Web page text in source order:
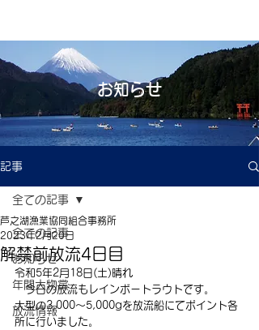
お知らせ
記事
全ての記事
お知らせ
年間大物賞
放流情報
全ての記事
解禁前放流4日目
芦之湖漁業協同組合事務所
2023年2月20日
令和5年2月18日(土)晴れ
今日の放流もレインボートラウトです。
大型の3,000～5,000gを放流船にてポイント各
所に行いました。